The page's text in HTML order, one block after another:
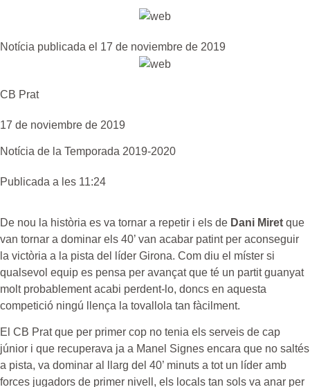
Notícia publicada el 17 de noviembre de 2019
CB Prat
17 de noviembre de 2019
Notícia de la Temporada 2019-2020
Publicada a les 11:24
De nou la història es va tornar a repetir i els de Dani Miret que
van tornar a dominar els 40’ van acabar patint per aconseguir
la victòria a la pista del líder Girona. Com diu el míster si
qualsevol equip es pensa per avançat que té un partit guanyat
molt probablement acabi perdent-lo, doncs en aquesta
competició ningú llença la tovallola tan fàcilment.
El CB Prat que per primer cop no tenia els serveis de cap
júnior i que recuperava ja a Manel Signes encara que no saltés
a pista, va dominar al llarg del 40’ minuts a tot un líder amb
forces jugadors de primer nivell, els locals tan sols va anar per